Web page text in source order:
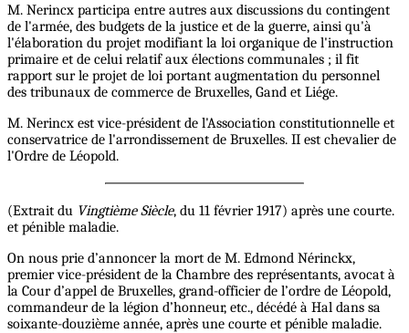
M. Nerincx participa entre autres aux discussions du contingent
de l'armée, des budgets de la justice et de la guerre, ainsi qu'à
l'élaboration du projet modifiant la loi organique de l'instruction
primaire et de celui relatif aux élections communales ; il fit
rapport sur le projet de loi portant augmentation du personnel
des tribunaux de commerce de Bruxelles, Gand et Liége.
M. Nerincx est vice-président de l'Association constitutionnelle et
conservatrice de l'arrondissement de Bruxelles. II est chevalier de
l'Ordre de Léopold.
(Extrait du Vingtième Siècle, du 11 février 1917) après une courte.
et pénible maladie.
On nous prie d’annoncer la mort de M. Edmond Nérinckx,
premier vice-président de la Chambre des représentants, avocat à
la Cour d’appel de Bruxelles, grand-officier de l’ordre de Léopold,
commandeur de la légion d’honneur, etc., décédé à Hal dans sa
soixante-douzième année, après une courte et pénible maladie.